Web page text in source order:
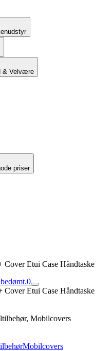
& Velvære
priser
Etui Case Håndtaske
0
Etui Case Håndtaske
Mobilcovers
Mobilcovers